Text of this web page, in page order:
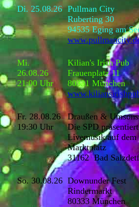
Di. 25.08.26 Pullman City
Ruberting 30
94535 Eging am
Mi.
26.08.26
21:00 Uhr
Kilian's Irish Pub
Frauenplatz 11
80331 München
Fr. 28.08.26
19:30 Uhr
Draußen &
Die SPD
Livemusik auf dem
Marktplatz
31162 Bad
So. 30.08.26 Downunder Fest
Rindermarkt
80333 München